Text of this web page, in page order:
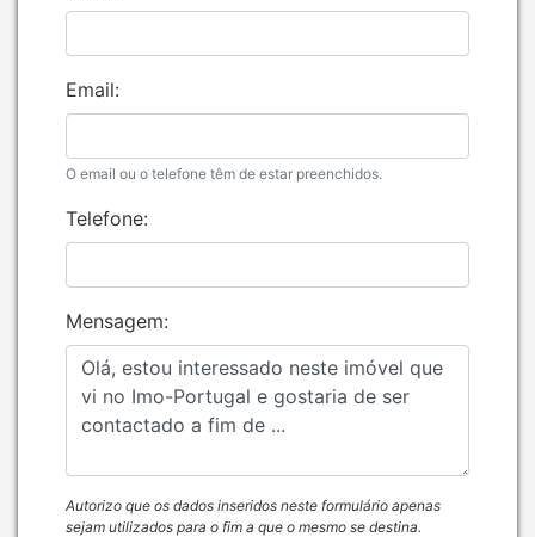
Email:
O email ou o telefone têm de estar preenchidos.
Telefone:
Mensagem:
Autorizo que os dados inseridos neste formulário apenas
sejam utilizados para o fim a que o mesmo se destina.